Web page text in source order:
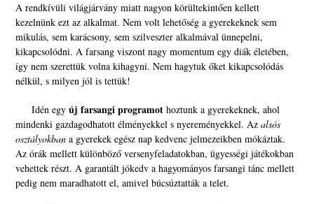
A rendkívüli világjárvány miatt nagyon körültekintően kellett
kezelnünk ezt az alkalmat.Nem volt lehetőség a gyerekeknek sem
mikulás, sem karácsony, sem szilveszter alkalmával ünnepelni,
kikapcsolódni. A farsang viszont nagy momentum egy diák életében,
így nem szerettük volna kihagyni. Nem hagytuk őket kikapcsolódás
nélkül, s milyen jól is tettük!
Idén egyúj farsangi programot hoztunk a gyerekeknek, ahol
mindenki gazdagodhatott élményekkel s nyereményekkel. Azalsós
osztályokban a gyerekek egész nap kedvenc jelmezeikben mókáztak.
Az órák mellett különböző versenyfeladatokban, ügyességi játékokban
vehettek részt. A garantált jókedv a hagyományos farsangi tánc mellett
pedig nem maradhatott el, amivel búcsúztatták a telet.